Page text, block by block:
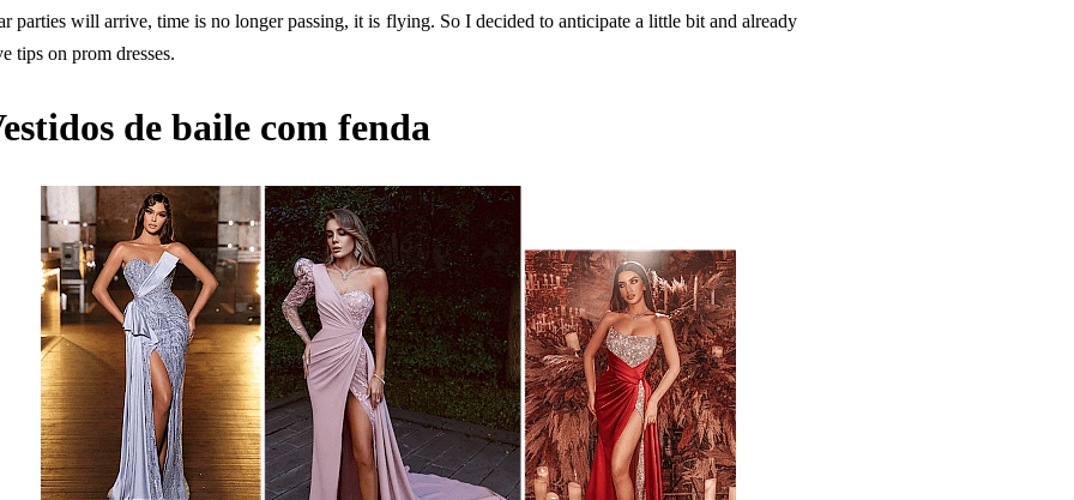
parties will arrive, time is no longer passing, it is flying. So I decided to anticipate a little bit and already
tips on prom dresses.
de baile com fenda